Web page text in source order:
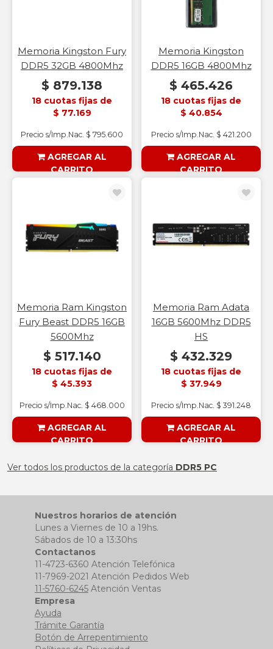
Memoria Kingston Fury
DDR5 32GB 4800Mhz
$ 879.138
18 cuotas fijas de
$ 77.169
Precio s/Imp.Nac. $ 795.600
AGREGAR AL
CARRITO
Memoria Kingston
DDR5 16GB 4800Mhz
$ 465.426
18 cuotas fijas de
$ 40.854
Precio s/Imp.Nac. $ 421.200
AGREGAR AL
CARRITO
Memoria Ram Kingston
Fury Beast DDR5 16GB
5600Mhz
$ 517.140
18 cuotas fijas de
$ 45.393
Precio s/Imp.Nac. $ 468.000
AGREGAR AL
CARRITO
Memoria Ram Adata
16GB 5600Mhz DDR5
HS
$ 432.329
18 cuotas fijas de
$ 37.949
Precio s/Imp.Nac. $ 391.248
AGREGAR AL
CARRITO
Ver todos los productos de la categoría DDR5 PC
Nuestros horarios de atención
Lunes a Viernes de 10 a 19hs.
Sábados de 10 a 13:30hs
Contactanos
11-4723-6360 Atención Telefónica
11-7969-2021 Atención Pedidos Web
11-5760-6245Atención Ventas
Empresa
Ayuda
Trámite Garantía
Botón de Arrepentimiento